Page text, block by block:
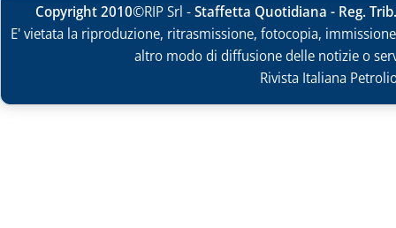
Copyright 2010©RIP Srl -Staffetta Quotidiana - Reg.
E' vietata la riproduzione, ritrasmissione, fotocopia,
altro modo di diffusione delle notizie o
Rivista Italiana